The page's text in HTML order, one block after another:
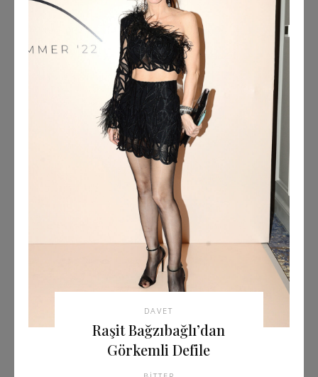
DAVET
Raşit Bağzıbağlı’dan
Görkemli Defile